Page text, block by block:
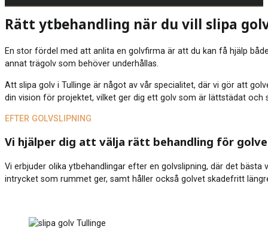
Rätt ytbehandling när du vill slipa
En stor fördel med att anlita en golvfirma är att du kan få hjälp
annat trägolv som behöver underhållas.
Att slipa golv i Tullinge är något av vår specialitet, där vi gör att
din vision för projektet, vilket ger dig ett golv som är lättstädat
EFTER GOLVSLIPNING
Vi hjälper dig att välja rätt behandling för
Vi erbjuder olika ytbehandlingar efter en golvslipning, där det
intrycket som rummet ger, samt håller också golvet skadefritt